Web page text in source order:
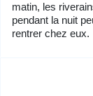
matin, les
pendant la nuit
rentrer chez eux.